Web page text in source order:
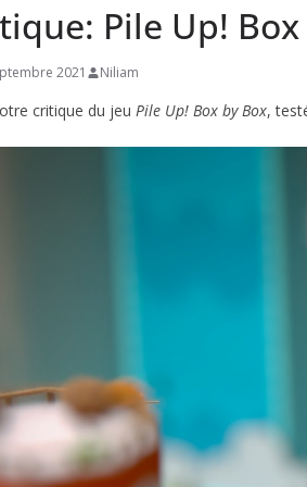
Pile Up!
2021 Niliam
critique du jeu Pile Up! Box by Box,